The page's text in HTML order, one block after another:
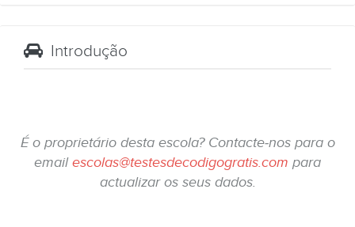
Introdução
É o proprietário desta escola? Contacte-nos para o
emailescolas@testesdecodigogratis.com para
actualizar os seus dados.